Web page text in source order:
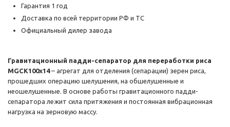
Гарантия 1 год
Доставка по всей территории РФ и ТС
Официальный дилер завода
Гравитационный падди-сепаратор для переработки риса
MGCK100x14– агрегат для отделения (сепарации) зерен риса,
прошедших операцию шелушения, на обшелушенные и
неошелушенные. В основе работы гравитационного падди-
сепаратора лежит сила притяжения и постоянная вибрационная
нагрузка на зерновую массу.